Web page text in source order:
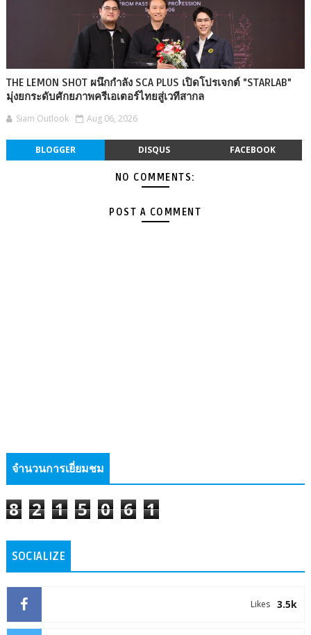
THE LEMON SHOT ผนึกกำลัง SCA PLUS เปิดโปรเจกต์ "STARLAB"
มุ่งยกระดับศักยภาพครีเอเตอร์ไทยสู่เวทีสากล
Siam Outlook Aug 06, 2026
BLOGGER DISQUS FACEBOOK
NO COMMENTS:
POST A COMMENT
จำนวนการเยี่ยมชม
8 2 1 5 0 6 1
SOCIALIZE
3.5k
Likes